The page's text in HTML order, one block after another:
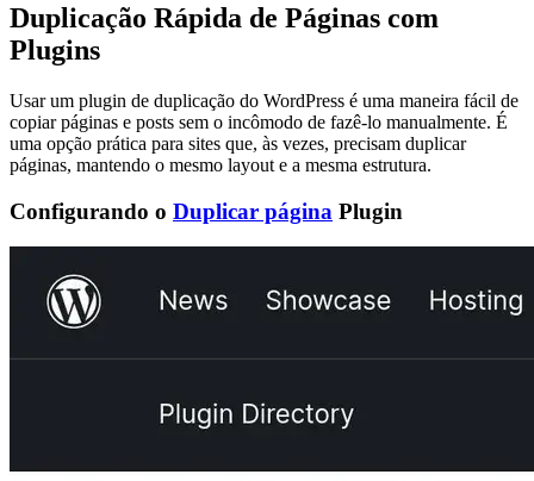
Duplicação Rápida de Páginas com
Plugins
Usar um plugin de duplicação do WordPress é uma maneira fácil de
copiar páginas e posts sem o incômodo de fazê-lo manualmente. É
uma opção prática para sites que, às vezes, precisam duplicar
páginas, mantendo o mesmo layout e a mesma estrutura.
Configurando o Duplicar página Plugin